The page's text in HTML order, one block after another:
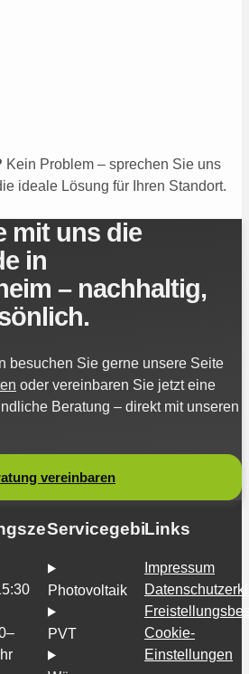
Kein Problem – sprechen Sie uns
ideale Lösung für Ihren Standort.
mit uns die
in
– nachhaltig,
besuchen Sie gerne unsere Seite
oder vereinbaren Sie jetzt eine
Beratung – direkt mit unseren
vereinbaren
Servicegebiete
Photovoltaik
PVT
Links
Impressum
Cookie-
Einstellungen